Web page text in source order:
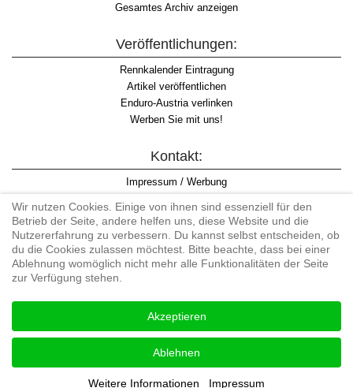
Gesamtes Archiv anzeigen
Veröffentlichungen:
Rennkalender Eintragung
Artikel veröffentlichen
Enduro-Austria verlinken
Werben Sie mit uns!
Kontakt:
Impressum / Werbung
Informationspflicht WKO
AGB
#enduroaustria, #wirlebenenduro #enduroaustriaracingteam
Enduro-Austria, Enduro, Endurosport, Endurocross, Endurotraining,
Endurotouren, Endurorennen, Hardenduro, Extreme Enduro
Wir nutzen Cookies. Einige von ihnen sind essenziell für den
Betrieb der Seite, andere helfen uns, diese Website und die
Nutzererfahrung zu verbessern. Du kannst selbst entscheiden, ob
du die Cookies zulassen möchtest. Bitte beachte, dass bei einer
Ablehnung womöglich nicht mehr alle Funktionalitäten der Seite
zur Verfügung stehen.
Akzeptieren
Ablehnen
Weitere Informationen Impressum